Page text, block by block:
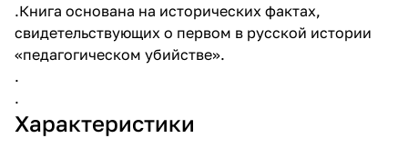
.Книга основана на исторических фактах,
свидетельствующих о первом в русской истории
«педагогическом убийстве».
.
.
Характеристики